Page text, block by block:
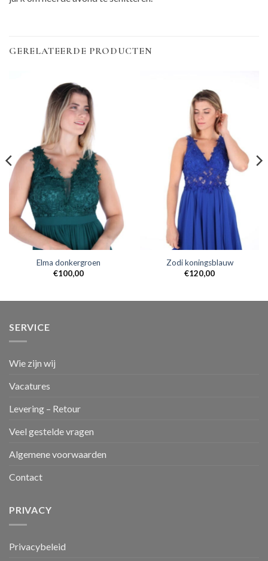
GERELATEERDE PRODUCTEN
Elma donkergroen
€100,00
Zodi koningsblauw
€120,00
SERVICE
Wie zijn wij
Vacatures
Levering – Retour
Veel gestelde vragen
Algemene voorwaarden
Contact
PRIVACY
Privacybeleid